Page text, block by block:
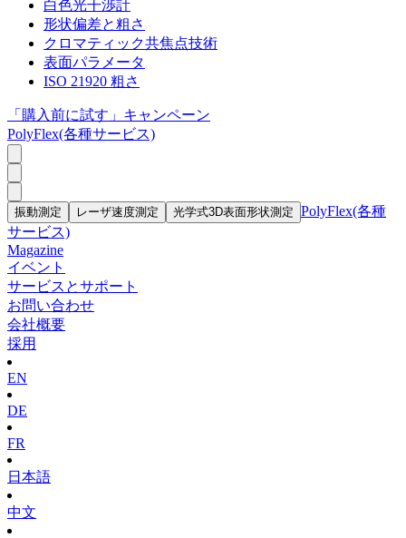
白色光干渉計
形状偏差と粗さ
クロマティック共焦点技術
表面パラメータ
ISO 21920 粗さ
「購入前に試す」キャンペーン
PolyFlex(各種サービス)
振動測定 レーザ速度測定 光学式3D表面形状測定 PolyFlex(各種
サービス)
Magazine
イベント
サービスとサポート
お問い合わせ
会社概要
採用
EN
DE
FR
日本語
中文